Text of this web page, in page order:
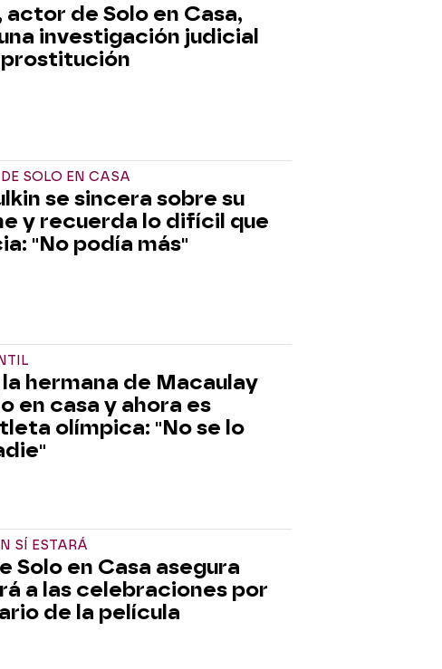
actor de Solo en Casa,
investigación judicial
SOLO EN CASA
se sincera sobre su
y recuerda lo difícil que
"No podía más"
hermana de Macaulay
en casa y ahora es
olímpica: "No se lo
SÍ ESTARÁ
Solo en Casa asegura
a las celebraciones por
de la película